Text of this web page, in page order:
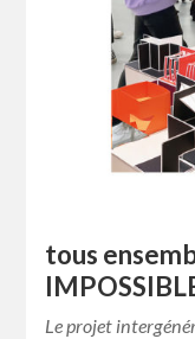
tous
Le projet